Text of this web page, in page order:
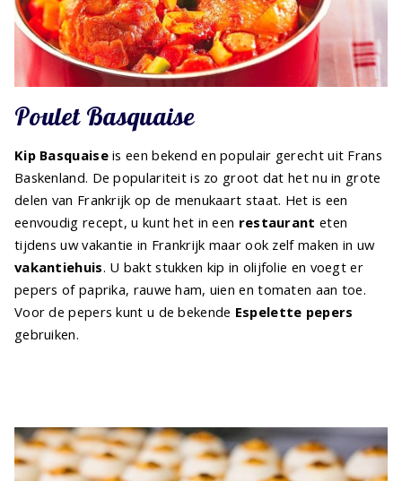
Poulet Basquaise
Kip Basquaiseis een bekend en populair gerecht uit Frans
Baskenland. De populariteit is zo groot dat het nu in grote
delen van Frankrijk op de menukaart staat. Het is een
eenvoudig recept, u kunt het in een restaurant eten
tijdens uw vakantie in Frankrijk maar ook zelf maken in uw
vakantiehuis. U bakt stukken kip in olijfolie en voegt er
pepers of paprika, rauwe ham, uien en tomaten aan toe.
Voor de pepers kunt u de bekende Espelette pepers
gebruiken.